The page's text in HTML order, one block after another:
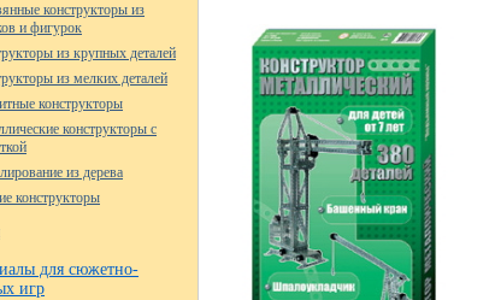
конструкторы из
и фигурок
из крупных деталей
из мелких деталей
конструкторы
конструкторы с
из дерева
конструкторы
для сюжетно-
игр